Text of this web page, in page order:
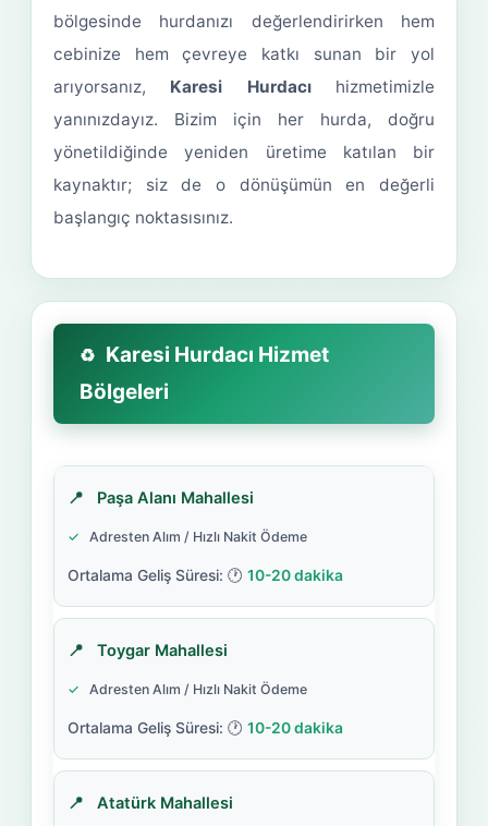
bölgesinde hurdanızı değerlendirirken hem
cebinize hem çevreye katkı sunan bir yol
arıyorsanız, Karesi Hurdacıhizmetimizle
yanınızdayız. Bizim için her hurda, doğru
yönetildiğinde yeniden üretime katılan bir
kaynaktır; siz de o dönüşümün en değerli
başlangıç noktasısınız.
Karesi Hurdacı Hizmet
Bölgeleri
Paşa Alanı Mahallesi
Adresten Alım / Hızlı Nakit Ödeme
10-20 dakika
Toygar Mahallesi
Adresten Alım / Hızlı Nakit Ödeme
10-20 dakika
Atatürk Mahallesi